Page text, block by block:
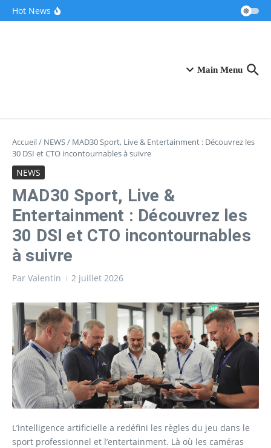
Aller au contenu
Hot News
Main Menu
Accueil/ NEWS/ MAD30 Sport, Live & Entertainment : Découvrez les
30 DSI et CTO incontournables à suivre
NEWS
MAD30 Sport, Live &
Entertainment : Découvrez les
30 DSI et CTO incontournables
à suivre
Par Valentin 2 juillet 2026
L’intelligence artificielle a redéfini les règles du jeu dans le
sport professionnel et l’entertainment. Là où les caméras